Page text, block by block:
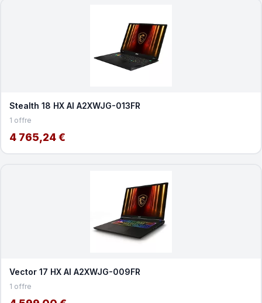
Stealth 18 HX AI A2XWJG-013FR
1 offre
4 765,24 €
Vector 17 HX AI A2XWJG-009FR
1 offre